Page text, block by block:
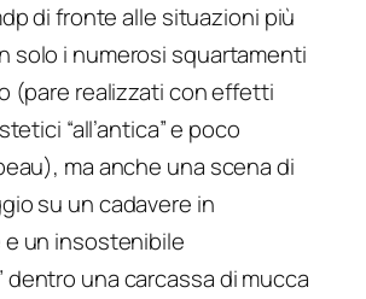
di fronte alle situazioni più
solo i numerosi squartamenti
(pare realizzati con effetti
“all’antica” e poco
ma anche una scena di
su un cadavere in
un insostenibile
dentro una carcassa di mucca